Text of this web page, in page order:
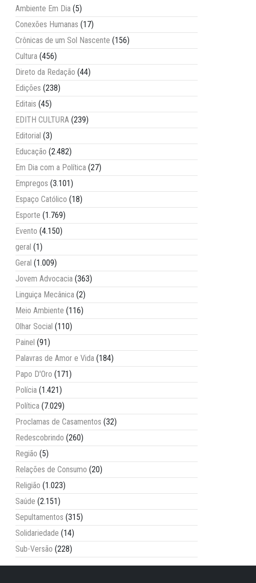
Ambiente Em Dia (5)
Conexões Humanas (17)
Crônicas de um Sol Nascente (156)
Cultura (456)
Direto da Redação (44)
Edições (238)
Editais (45)
EDITH CULTURA (239)
Editorial (3)
Educação (2.482)
Em Dia com a Política (27)
Empregos (3.101)
Espaço Católico (18)
Esporte (1.769)
Evento (4.150)
geral (1)
Geral (1.009)
Jovem Advocacia (363)
Linguiça Mecânica (2)
Meio Ambiente (116)
Olhar Social (110)
Painel (91)
Palavras de Amor e Vida (184)
Papo D'Oro (171)
Polícia (1.421)
Política (7.029)
Proclamas de Casamentos (32)
Redescobrindo (260)
Região (5)
Relações de Consumo (20)
Religião (1.023)
Saúde (2.151)
Sepultamentos (315)
Solidariedade (14)
Sub-Versão (228)